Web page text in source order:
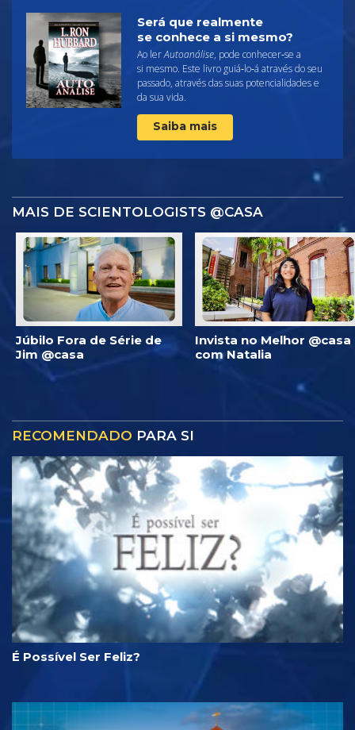
Será que realmente
se conhece a si mesmo?
Ao lerAutoanálise, pode conhecer‑se a
si mesmo. Este livro guiá‑lo‑á através do seu
passado, através das suas potencialidades e
da sua vida.
Saiba mais
MAIS DE SCIENTOLOGISTS @CASA
Júbilo Fora de Série de
Jim @casa
Invista no Melhor @casa
com Natalia
RECOMENDADO PARA SI
É Possível Ser Feliz?